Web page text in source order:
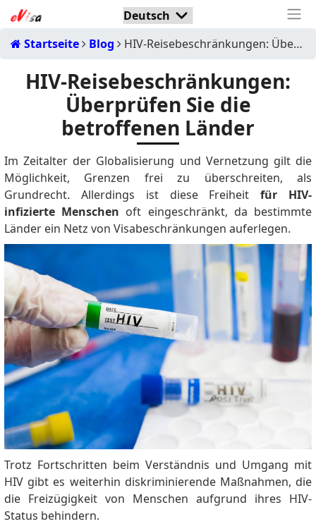
Startseite Blog HIV-Reisebeschränkungen: Überprüfen Sie die betroffenen Länder
HIV-Reisebeschränkungen:
Überprüfen Sie die
betroffenen Länder
Im Zeitalter der Globalisierung und Vernetzung gilt die
Möglichkeit, Grenzen frei zu überschreiten, als
Grundrecht. Allerdings ist diese Freiheitfür HIV-
infizierte Menschen oft eingeschränkt, da bestimmte
Länder ein Netz von Visabeschränkungen auferlegen.
Trotz Fortschritten beim Verständnis und Umgang mit
HIV gibt es weiterhin diskriminierende Maßnahmen, die
die Freizügigkeit von Menschen aufgrund ihres HIV-
Status behindern.